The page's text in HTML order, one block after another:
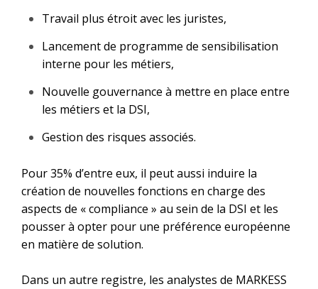
Travail plus étroit avec les juristes,
Lancement de programme de sensibilisation
interne pour les métiers,
Nouvelle gouvernance à mettre en place entre
les métiers et la DSI,
Gestion des risques associés.
Pour 35% d’entre eux, il peut aussi induire la
création de nouvelles fonctions en charge des
aspects de « compliance » au sein de la DSI et les
pousser à opter pour une préférence européenne
en matière de solution.
Dans un autre registre, les analystes de MARKESS